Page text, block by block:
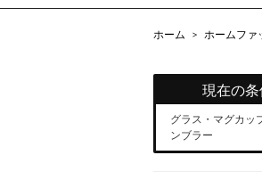
ホーム > ホームファ
現在の
グラス・マグカッ
ンブラー